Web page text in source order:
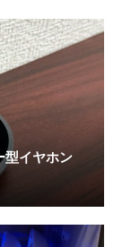
型イヤホン